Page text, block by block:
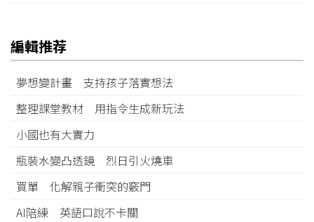
編輯推荐
夢想變計畫 支持孩子落實想法
整理課堂教材 用指令生成新玩法
小國也有大實力
瓶裝水變凸透鏡 烈日引火燒車
買單 化解親子衝突的竅門
AI陪練 英語口說不卡關